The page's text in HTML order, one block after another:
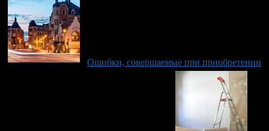
Ошибки, совершаемые при приобретении